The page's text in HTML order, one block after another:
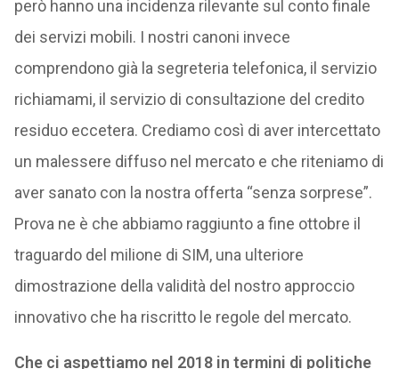
però hanno una incidenza rilevante sul conto finale
dei servizi mobili. I nostri canoni invece
comprendono già la segreteria telefonica, il servizio
richiamami, il servizio di consultazione del credito
residuo eccetera. Crediamo così di aver intercettato
un malessere diffuso nel mercato e che riteniamo di
aver sanato con la nostra offerta “senza sorprese”.
Prova ne è che abbiamo raggiunto a fine ottobre il
traguardo del milione di SIM, una ulteriore
dimostrazione della validità del nostro approccio
innovativo che ha riscritto le regole del mercato.
Che ci aspettiamo nel 2018 in termini di politiche